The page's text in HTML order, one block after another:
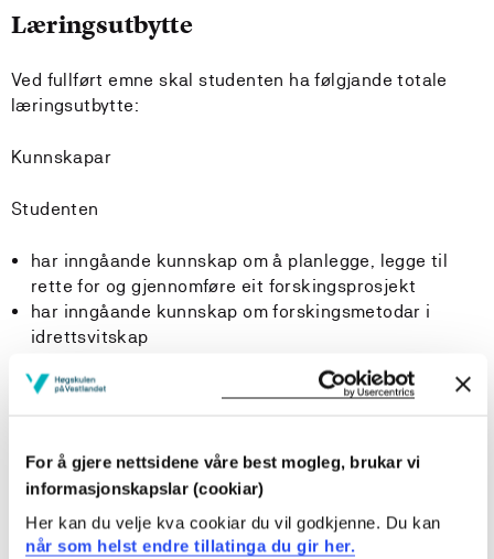
For å gjere nettsidene våre best mogleg, brukar vi
informasjonskapslar (cookiar)
Her kan du velje kva cookiar du vil godkjenne. Du kan
når som helst endre tillatinga du gir her.
Læringsutbytte
Ved fullført emne skal studenten ha følgjande totale
læringsutbytte:
Kunnskapar
Studenten
har inngåande kunnskap om å planlegge, legge til
rette for og gjennomføre eit forskingsprosjekt
har inngåande kunnskap om forskingsmetodar i
idrettsvitskap
idrettsvitskapleg fagområde
Studenten
kan bruke relevante forskingsmetodar til innsamling